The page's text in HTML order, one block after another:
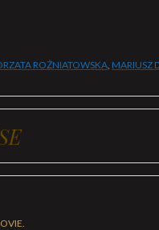
ROŻNIATOWSKA, MARIUSZ